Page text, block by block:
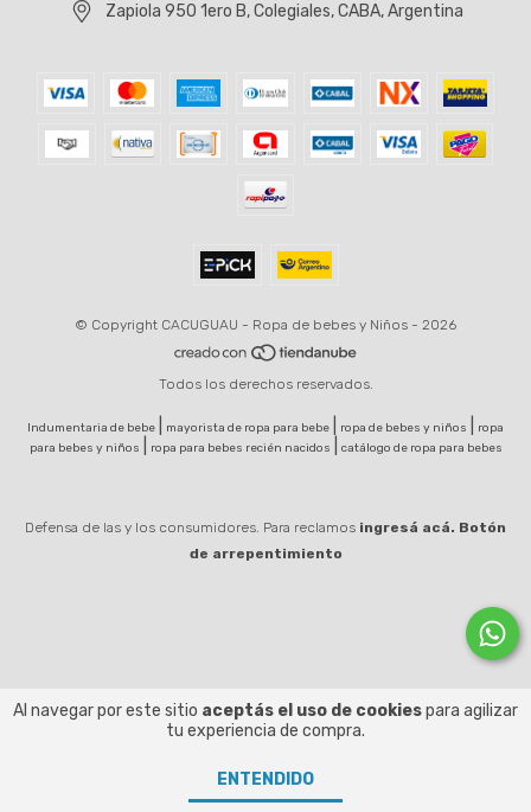
Al navegar por este sitio aceptás el uso de cookiespara agilizar
tu experiencia de compra.
ENTENDIDO
Zapiola 950 1ero B, Colegiales, CABA, Argentina
© Copyright CACUGUAU - Ropa de bebes y Niños - 2026
Todos los derechos reservados.
Indumentaria de bebe mayorista de ropa para bebe ropa de bebes y niños
ropa
para bebes y niños
ropa para bebes recién nacidos catálogo de ropa para bebes
Defensa de las y los consumidores. Para reclamos ingresá acá. Botón
de arrepentimiento